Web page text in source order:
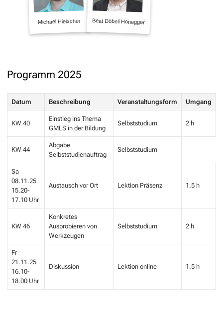
Programm 2025
Datum Beschreibung Veranstaltungsform Umgang
KW 40
Einstieg ins Thema
GMLS in der Bildung
Selbststudium 2 h
KW 44
Abgabe
Selbststudienauftrag
Selbststudium
Sa
08.11.25
15.20-
17.10 Uhr
Austausch vor Ort Lektion Präsenz 1.5 h
KW 46
Konkretes
Ausprobieren von
Werkzeugen
Selbststudium 2 h
Fr
21.11.25
16.10-
18.00 Uhr
Diskussion Lektion online 1.5 h